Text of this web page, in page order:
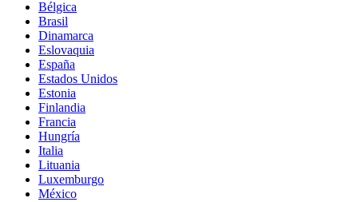
Bélgica
Brasil
Dinamarca
Eslovaquia
España
Estados Unidos
Estonia
Finlandia
Francia
Hungría
Italia
Lituania
Luxemburgo
México